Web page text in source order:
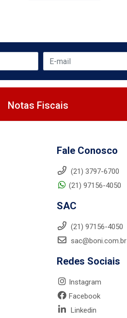
Notas Fiscais
Fale Conosco
(21) 3797-6700
(21) 97156-4050
SAC
(21) 97156-4050
sac@boni.com.br
Redes Sociais
Instagram
Facebook
Linkedin